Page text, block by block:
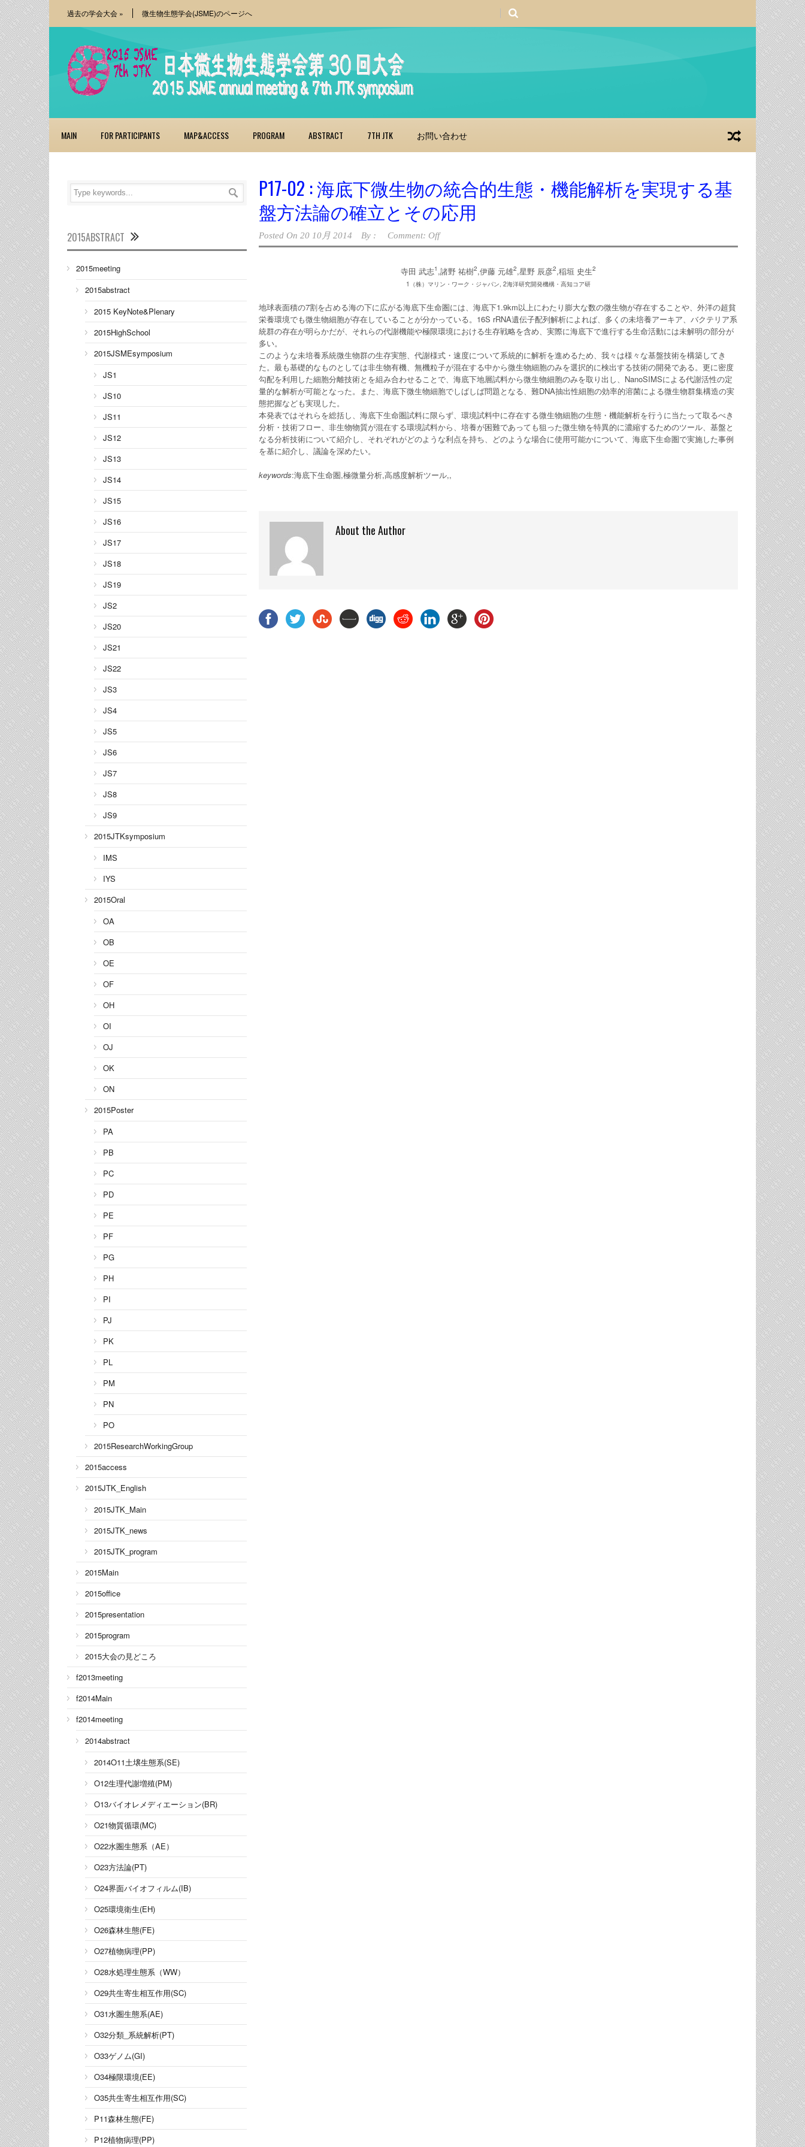
過去の学会大会 » 微生物生態学会(JSME)のページへ
MAIN FOR PARTICIPANTS MAP&ACCESS PROGRAM ABSTRACT 7TH JTK お問い合わせ
P17-02 : 海底下微生物の統合的生態・機能解析を実現する基
盤方法論の確立とその応用
Posted On 20 10月 2014 By : Comment: Off
寺田 武志1 ,諸野 祐樹2,伊藤 元雄2,星野 辰彦2,稲垣 史生2
1（株）マリン・ワーク・ジャパン, 2海洋研究開発機構・高知コア研
地球表面積の7割を占める海の下に広がる海底下生命圏には、海底下1.9km以上にわたり膨大な数の微生物が存在することや、外洋の超貧
栄養環境でも微生物細胞が存在していることが分かっている。16S rRNA遺伝子配列解析によれば、多くの未培養アーキア、バクテリア系
統群の存在が明らかだが、それらの代謝機能や極限環境における生存戦略を含め、実際に海底下で進行する生命活動には未解明の部分が
多い。
このような未培養系統微生物群の生存実態、代謝様式・速度について系統的に解析を進めるため、我々は様々な基盤技術を構築してき
た。最も基礎的なものとしては非生物有機、無機粒子が混在する中から微生物細胞のみを選択的に検出する技術の開発である。更に密度
勾配を利用した細胞分離技術とを組み合わせることで、海底下地層試料から微生物細胞のみを取り出し、NanoSIMSによる代謝活性の定
量的な解析が可能となった。また、海底下微生物細胞でしばしば問題となる、難DNA抽出性細胞の効率的溶菌による微生物群集構造の実
態把握なども実現した。
本発表ではそれらを総括し、海底下生命圏試料に限らず、環境試料中に存在する微生物細胞の生態・機能解析を行うに当たって取るべき
分析・技術フロー、非生物物質が混在する環境試料から、培養が困難であっても狙った微生物を特異的に濃縮するためのツール、基盤と
なる分析技術について紹介し、それぞれがどのような利点を持ち、どのような場合に使用可能かについて、海底下生命圏で実施した事例
を基に紹介し、議論を深めたい。
keywords:海底下生命圏,極微量分析,高感度解析ツール,,
About the Author
2015ABSTRACT
2015meeting
2015abstract
2015 KeyNote&Plenary
2015HighSchool
2015JSMEsymposium
JS1
JS10
JS11
JS12
JS13
JS14
JS15
JS16
JS17
JS18
JS19
JS2
JS20
JS21
JS22
JS3
JS4
JS5
JS6
JS7
JS8
JS9
2015JTKsymposium
IMS
IYS
2015Oral
OA
OB
OE
OF
OH
OI
OJ
OK
ON
2015Poster
PA
PB
PC
PD
PE
PF
PG
PH
PI
PJ
PK
PL
PM
PN
PO
2015ResearchWorkingGroup
2015access
2015JTK_English
2015JTK_Main
2015JTK_news
2015JTK_program
2015Main
2015office
2015presentation
2015program
2015大会の見どころ
f2013meeting
f2014Main
f2014meeting
2014abstract
2014O11土壌生態系(SE)
O12生理代謝増殖(PM)
O13バイオレメディエーション(BR)
O21物質循環(MC)
O22水圏生態系（AE）
O23方法論(PT)
O24界面バイオフィルム(IB)
O25環境衛生(EH)
O26森林生態(FE)
O27植物病理(PP)
O28水処理生態系（WW）
O29共生寄生相互作用(SC)
O31水圏生態系(AE)
O32分類_系統解析(PT)
O33ゲノム(GI)
O34極限環境(EE)
O35共生寄生相互作用(SC)
P11森林生態(FE)
P12植物病理(PP)